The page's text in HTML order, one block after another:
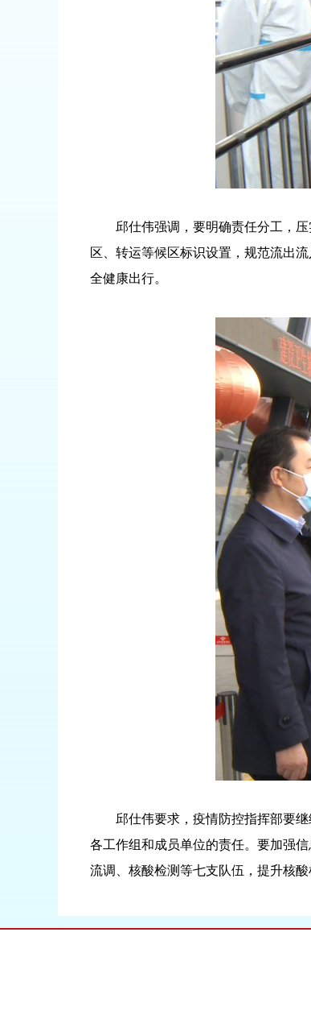
邱仕伟强调，要明确责任分工，压
区、转运等候区标识设置，规范流出
全健康出行。
邱仕伟要求，疫情防控指挥部要继
各工作组和成员单位的责任。要加强
流调、核酸检测等七支队伍，提升核